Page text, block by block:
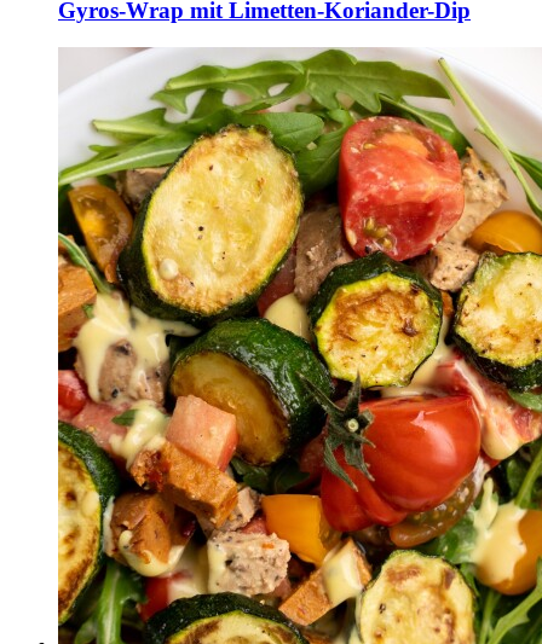
Gyros-Wrap mit Limetten-Koriander-Dip